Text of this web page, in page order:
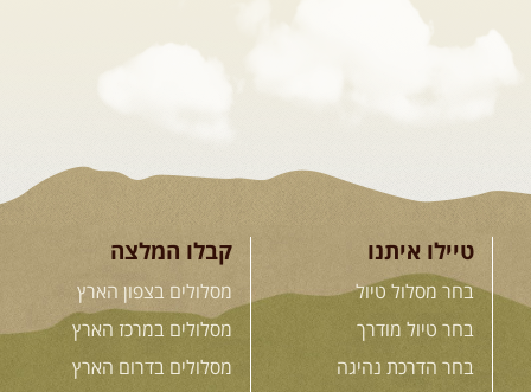
הקווקז הגבוה מחכה לכם: נתיבי שטח
מרהיבים, פסגות מושלגות, אירוח ...
[המשך]
בין רכס הקווקז הנמוך לגבוה, בין נהרות
שוצפים למעברי הרים ...
לכל המסעות בעולם
טיילו איתנו
בחר מסלול טיול
בחר טיול מודרך
בחר הדרכת נהיגה
קבלו המלצה
מסלולים בצפון הארץ
מסלולים במרכז הארץ
מסלולים בדרום הארץ